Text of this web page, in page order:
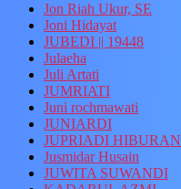
Jon Riah Ukur, SE
Joni Hidayat
JUBEDI || 19448
Julaeha
Juli Artati
JUMRIATI
Juni rochmawati
JUNIARDI
JUPRIADI HIBURAN
Jusmidar Husain
JUWITA SUWANDI